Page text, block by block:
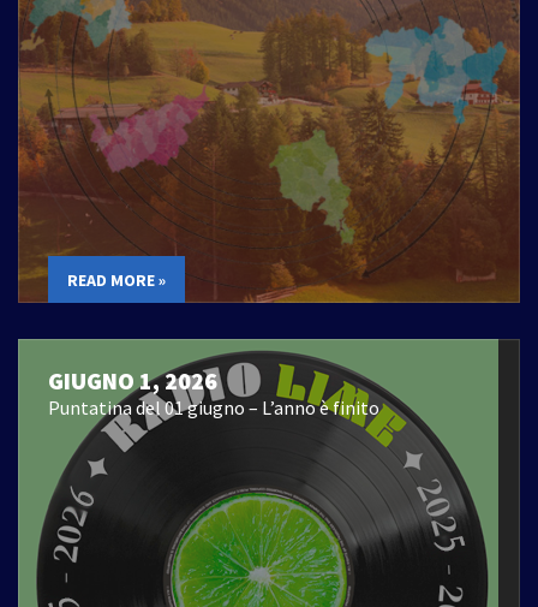
READ MORE »
GIUGNO 1, 2026
Puntatina del 01 giugno – L’anno è finito